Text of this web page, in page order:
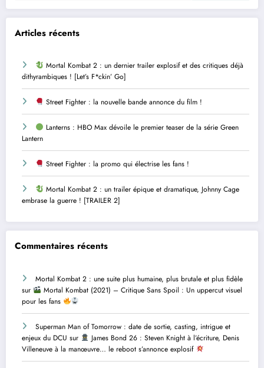
Articles récents
Mortal Kombat 2 : un dernier trailer explosif et des critiques déjà
dithyrambiques ! [Let’s F*ckin’ Go]
Street Fighter : la nouvelle bande annonce du film !
Lanterns : HBO Max dévoile le premier teaser de la série Green
Lantern
Street Fighter : la promo qui électrise les fans !
Mortal Kombat 2 : un trailer épique et dramatique, Johnny Cage
embrase la guerre ! [TRAILER 2]
Commentaires récents
Mortal Kombat 2 : une suite plus humaine, plus brutale et plus fidèle
sur
Mortal Kombat (2021) – Critique Sans Spoil : Un uppercut visuel
pour les fans
Superman Man of Tomorrow : date de sortie, casting, intrigue et
enjeux du DCU sur
James Bond 26 : Steven Knight à l’écriture, Denis
Villeneuve à la manœuvre… le reboot s’annonce explosif